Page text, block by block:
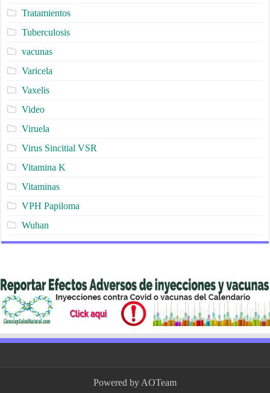
Tratamientos
Tuberculosis
vacunas
Varicela
Vaxelis
Video
Viruela
Virus Sincitial VSR
Vitamina K
Vitaminas
VPH Papiloma
Wuhan
Powered by AOTeam